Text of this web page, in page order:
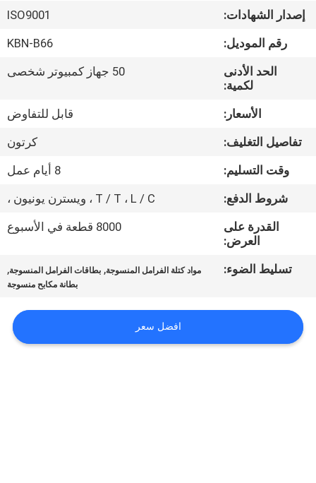
جولة
المعمل
مراقبة
الجودة
اتصل
اقتباس
خريطة
الموقع
إصدار الشهادات:
ISO9001
رقم الموديل:
KBN-B66
الحد الأدنى
لكمية:
50 جهاز كمبيوتر شخصى
الأسعار:
قابل للتفاوض
تفاصيل التغليف:
كرتون
وقت التسليم:
8 أيام عمل
شروط الدفع:
T / T ، L / C ، ويسترن يونيون ،
القدرة على
العرض:
8000 قطعة في الأسبوع
تسليط الضوء: مواد كتلة الفرامل المنسوجة, بطاقات الفرامل المنسوجة,
بطانة مكابح منسوجة
افضل سعر